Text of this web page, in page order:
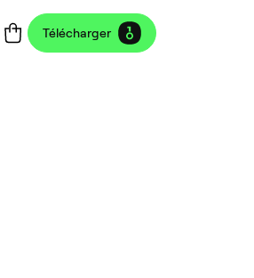
Télécharger